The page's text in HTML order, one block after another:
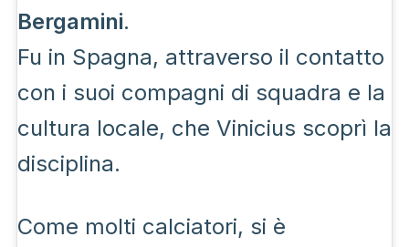
Bergamini.
Fu in Spagna, attraverso il contatto
con i suoi compagni di squadra e la
cultura locale, che Vinicius scoprì la
disciplina.
Come molti calciatori, si è